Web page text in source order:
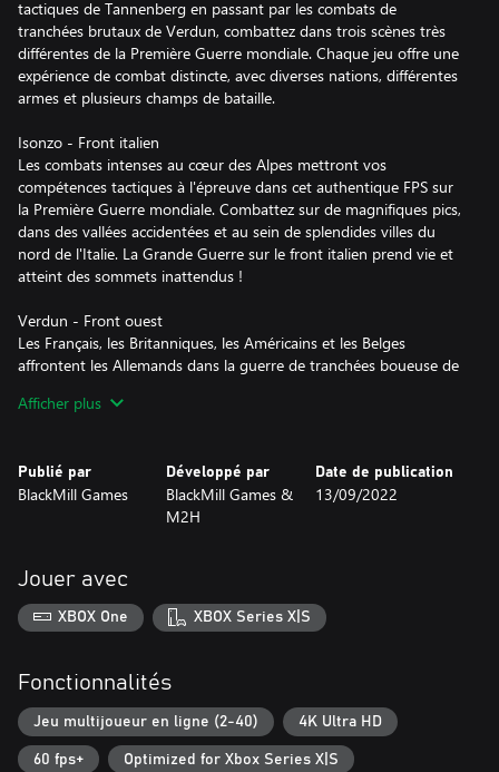
tactiques de Tannenberg en passant par les combats de
tranchées brutaux de Verdun, combattez dans trois scènes très
différentes de la Première Guerre mondiale. Chaque jeu offre une
expérience de combat distincte, avec diverses nations, différentes
armes et plusieurs champs de bataille.
Isonzo - Front italien
Les combats intenses au cœur des Alpes mettront vos
compétences tactiques à l'épreuve dans cet authentique FPS sur
la Première Guerre mondiale. Combattez sur de magnifiques pics,
dans des vallées accidentées et au sein de splendides villes du
nord de l'Italie. La Grande Guerre sur le front italien prend vie et
atteint des sommets inattendus !
Verdun - Front ouest
Les Français, les Britanniques, les Américains et les Belges
affrontent les Allemands dans la guerre de tranchées boueuse de
tenez bon face à l'inévitable contre-attaque, et tentez de
Tannenberg - Front est
Dans Tannenberg, l'armée impériale russe affronte les forces
allemandes et austro-hongroises dans les paysages sauvages de
Afficher plus
Publié par
BlackMill Games
Développé par
BlackMill Games &
M2H
Date de publication
13/09/2022
Jouer avec
XBOX One XBOX Series X|S
Fonctionnalités
Jeu multijoueur en ligne (2-40) 4K Ultra HD
60 fps+ Optimized for Xbox Series X|S